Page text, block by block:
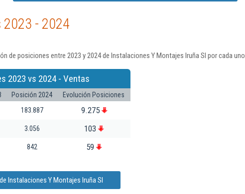
- 2024
de posiciones entre 2023 y 2024 de Instalaciones Y Montajes Iruña Sl por cada
2023 vs 2024 - Ventas
Posición 2024
Evolución Posiciones
183.887 9.275
3.056 103
842 59
Instalaciones Y Montajes Iruña Sl